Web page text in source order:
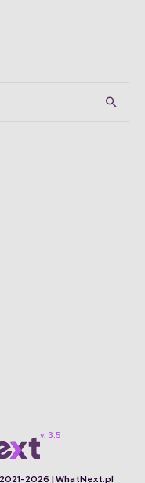
2021-2026 | WhatNext.pl